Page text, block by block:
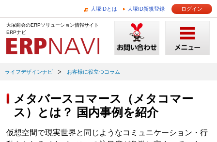
大塚IDとは 大塚ID新規登録 ログイン
大塚商会のERPソリューション情報サイト
ERPナビ
ライフデザインナビ お客様に役立つコラム
メタバースコマース（メタコマー
ス）とは？ 国内事例を紹介
仮想空間で現実世界と同じようなコミュニケーション・行